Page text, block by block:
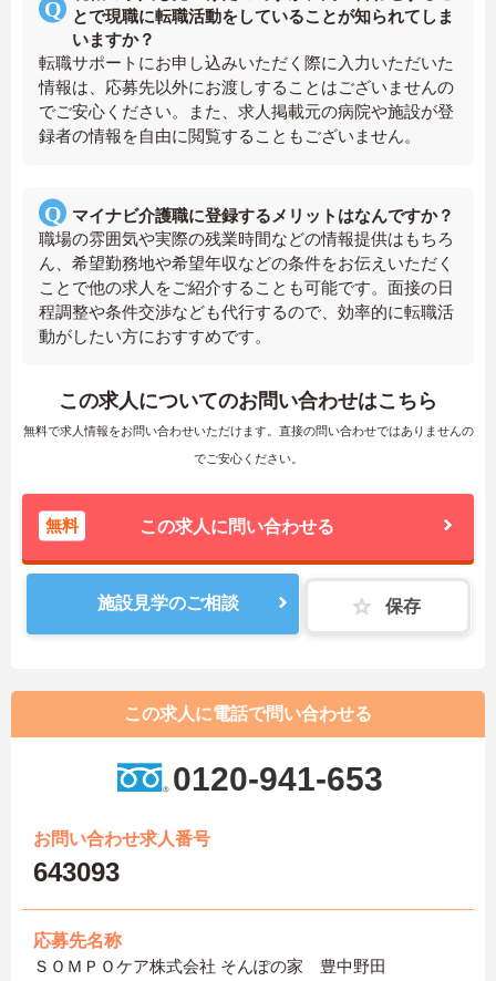
とで現職に転職活動をしていることが知られてしま
いますか？
転職サポートにお申し込みいただく際に入力いただいた
情報は、応募先以外にお渡しすることはございませんの
でご安心ください。また、求人掲載元の病院や施設が登
録者の情報を自由に閲覧することもございません。
マイナビ介護職に登録するメリットはなんですか？
職場の雰囲気や実際の残業時間などの情報提供はもちろ
ん、希望勤務地や希望年収などの条件をお伝えいただく
ことで他の求人をご紹介することも可能です。面接の日
程調整や条件交渉なども代行するので、効率的に転職活
動がしたい方におすすめです。
この求人についてのお問い合わせはこちら
無料で求人情報をお問い合わせいただけます。直接の問い合わせではありませんの
でご安心ください。
無料 この求人に問い合わせる
施設見学のご相談 保存
この求人に電話で問い合わせる
0120-941-653
お問い合わせ求人番号
643093
応募先名称
ＳＯＭＰＯケア株式会社 そんぽの家 豊中野田